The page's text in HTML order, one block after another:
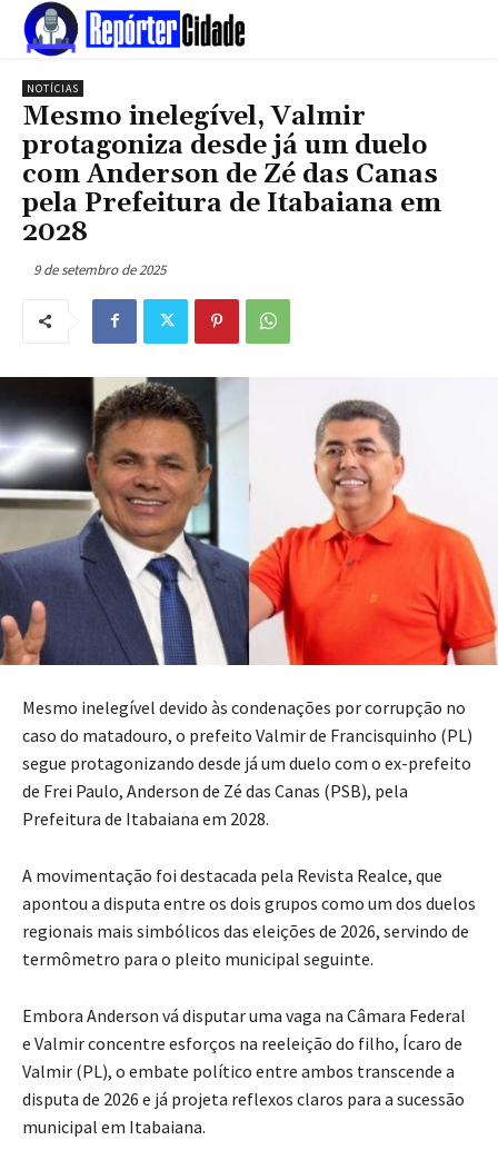
NOTÍCIAS
Mesmo inelegível, Valmir
protagoniza desde já um duelo
com Anderson de Zé das Canas
pela Prefeitura de Itabaiana em
2028
9 de setembro de 2025
Mesmo inelegível devido às condenações por corrupção no
caso do matadouro, o prefeito Valmir de Francisquinho (PL)
segue protagonizando desde já um duelo com o ex-prefeito
de Frei Paulo, Anderson de Zé das Canas (PSB), pela
Prefeitura de Itabaiana em 2028.
A movimentação foi destacada pela Revista Realce, que
apontou a disputa entre os dois grupos como um dos duelos
regionais mais simbólicos das eleições de 2026, servindo de
termômetro para o pleito municipal seguinte.
Embora Anderson vá disputar uma vaga na Câmara Federal
e Valmir concentre esforços na reeleição do filho, Ícaro de
Valmir (PL), o embate político entre ambos transcende a
disputa de 2026 e já projeta reflexos claros para a sucessão
municipal em Itabaiana.